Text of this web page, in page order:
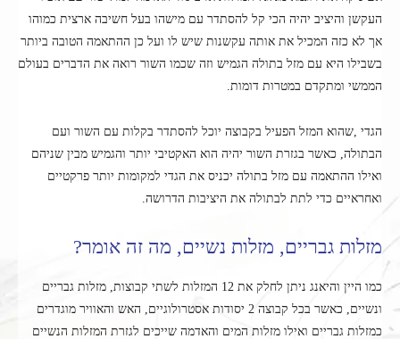
העקשן והיציב יהיה הכי קל להסתדר עם מישהו בעל חשיבה ארצית כמוהו
אך לא כזה המכיל את אותה עקשנות שיש לו ועל כן ההתאמה הטובה ביותר
בשבילו היא עם מזל בתולה הגמיש וזה שכמו השור רואה את הדברים בעולם
הממשי ומתקדם במטרות דומות.
הגדי ,שהוא המזל הפעיל בקבוצה יוכל להסתדר בקלות עם השור ועם
הבתולה, כאשר בגזרת השור יהיה הוא האקטיבי יותר והגמיש מבין שניהם
ואילו ההתאמה עם מזל בתולה יכניס את הגדי למקומות יותר פרקטיים
ואחראיים כדי לתת לבתולה את היציבות הדרושה.
מזלות גבריים, מזלות נשיים, מה זה אומר?
כמו היין והיאנג ניתן לחלק את 12 המזלות לשתי קבוצות, מזלות גבריים
ונשיים, כאשר בכל קבוצה 2 יסודות אסטרולוגיים, האש והאוויר מוגדרים
כמזלות גבריים ואילו מזלות המים והאדמה שייכים לגזרת המזלות הנשיים